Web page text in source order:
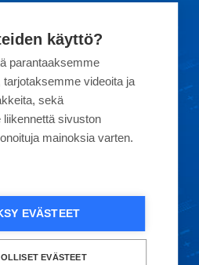
käyttö?
parantaaksemme
videoita ja
sekä
sivuston
mainoksia varten.
EVÄSTEET
EVÄSTEET